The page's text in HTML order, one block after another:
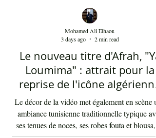
Le nouveau titre d'Afrah, "Ya
Loumima" : attrait pour la
reprise de l'icône algérienne
Rabah Driassa
Le décor de la vidéo met également en scène
Mohamed Ali Elhaou
3 days ago
2 min read